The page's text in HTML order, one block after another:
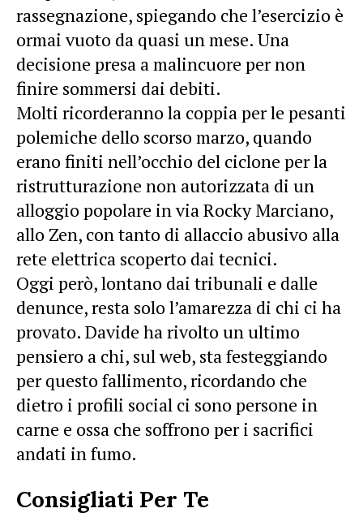
rassegnazione, spiegando che l’esercizio è
ormai vuoto da quasi un mese. Una
decisione presa a malincuore per non
finire sommersi dai debiti.
Molti ricorderanno la coppia per le pesanti
polemiche dello scorso marzo, quando
erano finiti nell’occhio del ciclone per la
ristrutturazione non autorizzata di un
alloggio popolare in via Rocky Marciano,
allo Zen, con tanto di allaccio abusivo alla
rete elettrica scoperto dai tecnici.
Oggi però, lontano dai tribunali e dalle
denunce, resta solo l’amarezza di chi ci ha
provato. Davide ha rivolto un ultimo
pensiero a chi, sul web, sta festeggiando
per questo fallimento, ricordando che
dietro i profili social ci sono persone in
carne e ossa che soffrono per i sacrifici
andati in fumo.
Consigliati Per Te